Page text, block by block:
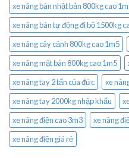
xe nâng bàn nhật bản 800kg cao
xe nâng bán tự động đi bộ 1500kg
xe nâng cây cảnh 800kg cao 1m5
xe nâng mặt bàn 800kg cao 1m5
xe nâng tay 2 tấn của đức
xe
xe nâng tay 2000kg nhập khẩu
xe nâng điện cao 3m3
xe nâng
xe nâng điện giá rẻ